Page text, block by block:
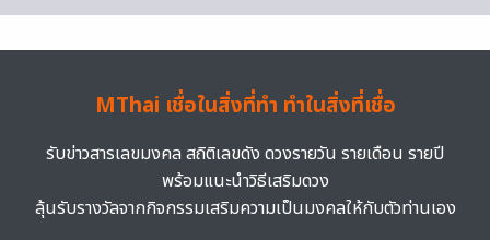
MThai เชื่อในสิ่งที่ทำ ทำในสิ่งที่เชื่อ
รับข่าวสารเลขมงคล สถิติเลขดัง ดวงรายวัน รายเดือน รายปี
พร้อมแนะนำวิธีเสริมดวง
ลุ้นรับรางวัลจากกิจกรรมเสริมความเป็นมงคลให้กับตัวท่านเอง